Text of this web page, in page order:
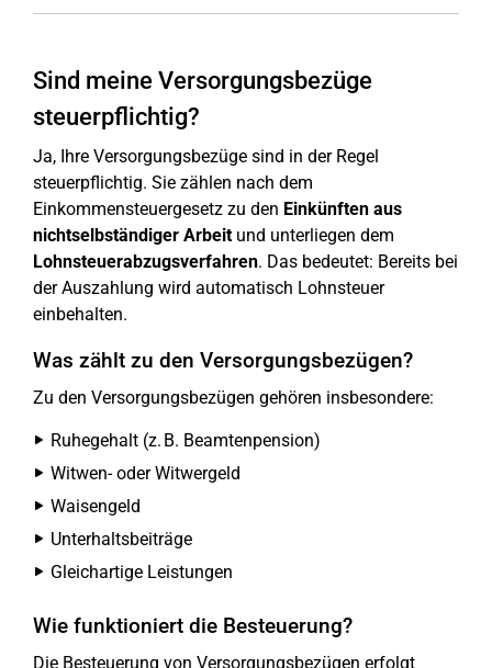
Sind meine Versorgungsbezüge
steuerpflichtig?
Ja, Ihre Versorgungsbezüge sind in der Regel
steuerpflichtig. Sie zählen nach dem
Einkommensteuergesetz zu den Einkünften aus
nichtselbständiger Arbeitund unterliegen dem
Lohnsteuerabzugsverfahren. Das bedeutet: Bereits bei
der Auszahlung wird automatisch Lohnsteuer
einbehalten.
Was zählt zu den Versorgungsbezügen?
Zu den Versorgungsbezügen gehören insbesondere:
Ruhegehalt (z. B. Beamtenpension)
Witwen- oder Witwergeld
Waisengeld
Unterhaltsbeiträge
Gleichartige Leistungen
Wie funktioniert die Besteuerung?
Die Besteuerung von Versorgungsbezügen erfolgt